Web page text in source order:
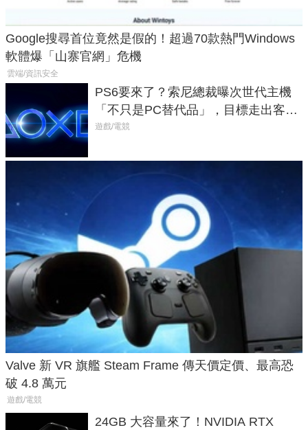
Google搜尋首位竟然是假的！超過70款熱門Windows
軟體爆「山寨官網」危機
雲端/資訊安全
PS6要來了？索尼總裁曝次世代主機
「不只是PC替代品」，目標走出客
廳、進軍電競桌面
遊戲/電競
Valve 新 VR 旗艦 Steam Frame 傳天價定價、最高恐
破 4.8 萬元
遊戲/電競
24GB 大容量來了！NVIDIA RTX